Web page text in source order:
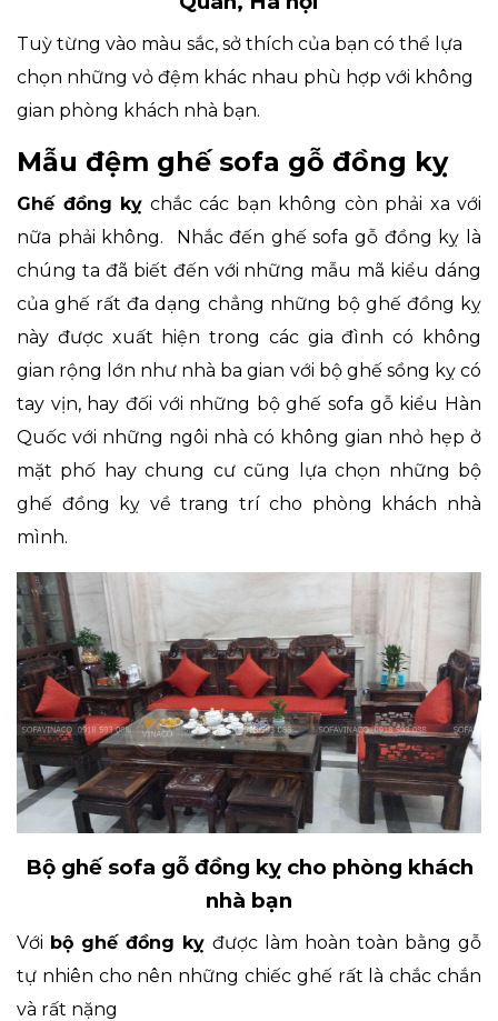
Tuỳ từng vào màu sắc, sở thích của bạn có thể lựa
chọn những vỏ đệm khác nhau phù hợp với không
gian phòng khách nhà bạn.
Mẫu đệm ghế sofa gỗ đồng kỵ
Ghế đồng kỵ chắc các bạn không còn phải xa với
nữa phải không. Nhắc đến ghế sofa gỗ đồng kỵ là
chúng ta đã biết đến với những mẫu mã kiểu dáng
của ghế rất đa dạng chẳng những bộ ghế đồng kỵ
này được xuất hiện trong các gia đình có không
gian rộng lớn như nhà ba gian với bộ ghế sồng kỵ có
tay vịn, hay đối với những bộ ghế sofa gỗ kiểu Hàn
Quốc với những ngôi nhà có không gian nhỏ hẹp ở
mặt phố hay chung cư cũng lựa chọn những bộ
ghế đồng kỵ về trang trí cho phòng khách nhà
mình.
Bộ ghế sofa gỗ đồng kỵ cho phòng khách
nhà bạn
Với bộ ghế đồng kỵ được làm hoàn toàn bằng gỗ
tự nhiên cho nên những chiếc ghế rất là chắc chắn
và rất nặng